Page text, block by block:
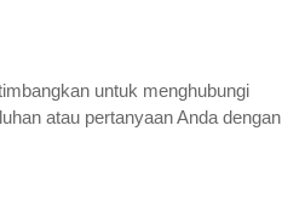
untuk menghubungi
atau pertanyaan Anda dengan